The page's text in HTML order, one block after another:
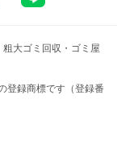
大ゴミ回収・ゴミ屋
登録商標です（登録番